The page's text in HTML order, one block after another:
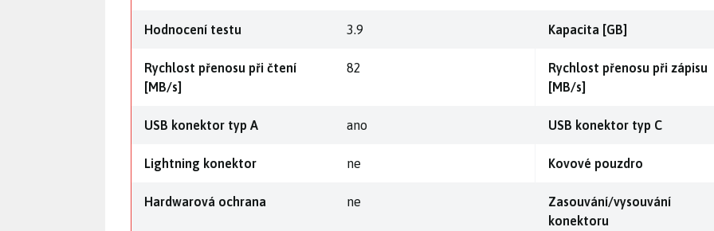
Hodnocení testu 3.9 Kapacita [GB]
Rychlost přenosu při čtení
[MB/s]
82
Rychlost přenosu při zápisu
[MB/s]
USB konektor typ A ano USB konektor typ C
Lightning konektor ne Kovové pouzdro
Hardwarová ochrana ne
Zasouvání/vysouvání
konektoru